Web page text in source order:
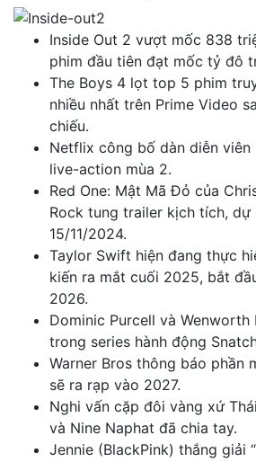
Inside Out 2 vượt mốc 838
phim đầu tiên đạt mốc tỷ đô
The Boys 4 lọt top 5 phim
nhiều nhất trên Prime Video
chiếu.
Netflix công bố dàn diễn viên
live-action mùa 2.
Red One: Mật Mã Đỏ của
Rock tung trailer kịch tích,
15/11/2024.
Taylor Swift hiện đang thực
kiến ra mắt cuối 2025, bắt
2026.
Dominic Purcell và
trong series hành động
Warner Bros thông báo phần
sẽ ra rạp vào 2027.
Nghi vấn cặp đôi vàng xứ
và Nine Naphat đã chia tay.
Jennie (BlackPink) thắng giải